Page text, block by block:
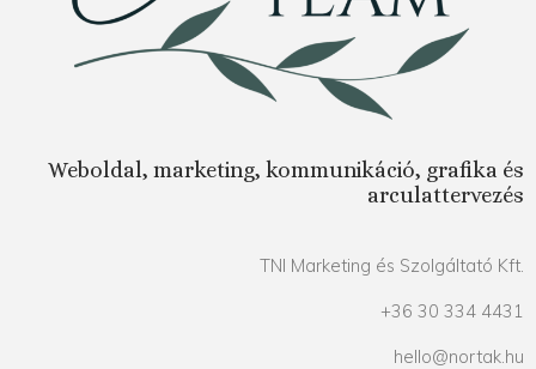
Weboldal, marketing, kommunikáció, grafika és
arculattervezés
TNI Marketing és Szolgáltató Kft.
+36 30 334 4431
hello@nortak.hu